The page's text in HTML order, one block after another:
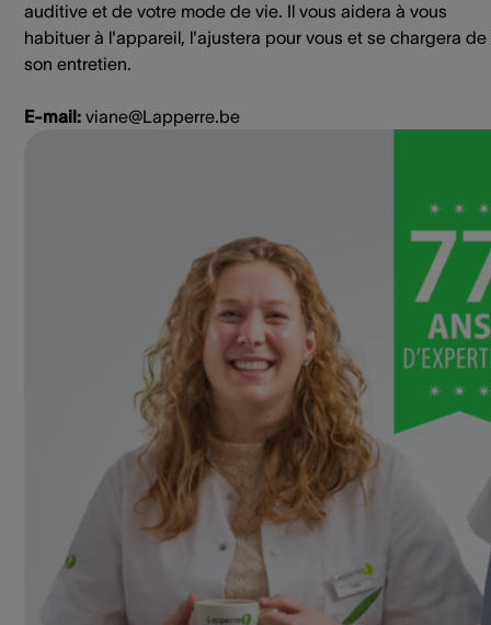
auditive et de votre mode de vie. Il vous aidera à vous
habituer à l'appareil, l'ajustera pour vous et se chargera de
son entretien.
E-mail: viane@Lapperre.be